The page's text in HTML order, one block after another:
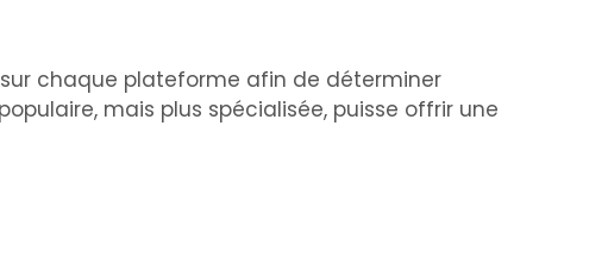
chaque plateforme afin de déterminer
mais plus spécialisée, puisse offrir une